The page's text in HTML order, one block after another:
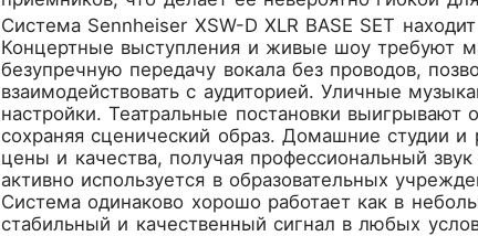
Система Sennheiser XSW-D XLR BASE SET
Концертные выступления и живые шоу требуют
безупречную передачу вокала без проводов,
взаимодействовать с аудиторией. Уличные
настройки. Театральные постановки выигрывают
сохраняя сценический образ. Домашние студии
цены и качества, получая профессиональный
активно используется в образовательных
Система одинаково хорошо работает как в
стабильный и качественный сигнал в любых